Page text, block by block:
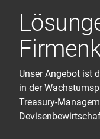
Unser Angebot ist
in der
Treasury-